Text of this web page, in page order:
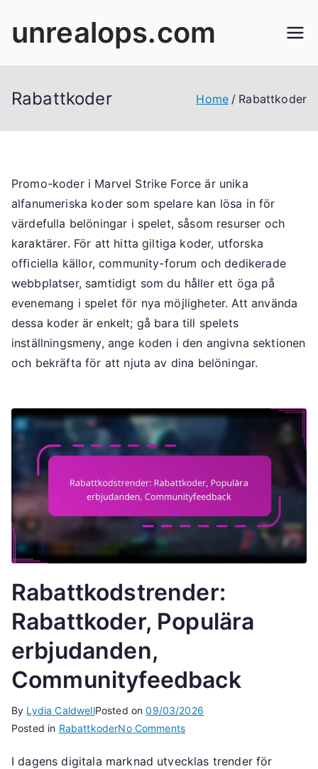
unrealops.com
Rabattkoder Home Rabattkoder
Promo-koder i Marvel Strike Force är unika
alfanumeriska koder som spelare kan lösa in för
värdefulla belöningar i spelet, såsom resurser och
karaktärer. För att hitta giltiga koder, utforska
officiella källor, community-forum och dedikerade
webbplatser, samtidigt som du håller ett öga på
evenemang i spelet för nya möjligheter. Att använda
dessa koder är enkelt; gå bara till spelets
inställningsmeny, ange koden i den angivna sektionen
och bekräfta för att njuta av dina belöningar.
Rabattkodstrender:
Rabattkoder, Populära
erbjudanden,
Communityfeedback
By Lydia CaldwellPosted on09/03/2026
Posted in RabattkoderNo Commentson
Rabattkoder,
I dagens digitala marknad utvecklas trender för